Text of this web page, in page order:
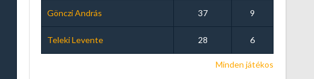
Gönczi András 37 9
Teleki Levente 28 6
Minden játékos